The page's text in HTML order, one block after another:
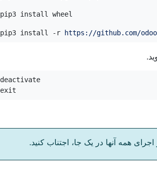
pip3 install wheel
pip3 install -r https://github.com/
exit
همه آنها در یک جا، اجتناب کنید.